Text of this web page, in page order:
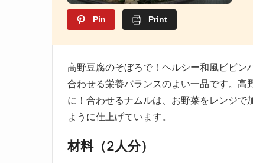
Pin Print
高野豆腐のそぼろで！ヘルシー和風ビビン
合わせる栄養バランスのよい一品です。高
に！合わせるナムルは、お野菜をレンジ
ように仕上げています。
材料（2人分）